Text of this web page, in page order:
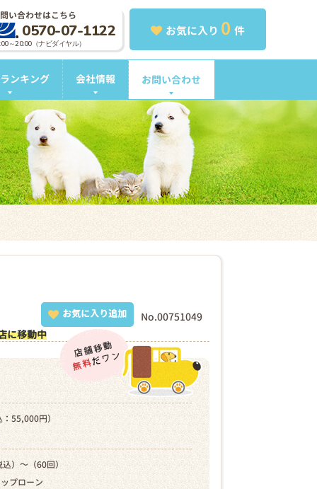
お気に入り 0 件
い合わせはこちら
0570-07-1122
～20:00（ナビダイヤル）
ンキング 会社情報 お問い合わせ
No.00751049
お気に入り追加
に移動中
55,000円）
）～（60回）
プローン